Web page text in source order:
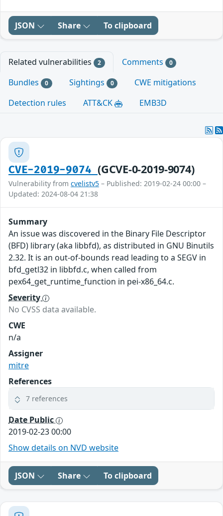
JSON Share To clipboard
Related vulnerabilities 2 Comments 0
Bundles 0 Sightings 0
CWE mitigations
Detection rules
ATT&CK EMB3D
CVE-2019-9074(GCVE-0-2019-9074)
Vulnerability from cvelistv5 – Published: 2019-02-24 00:00 –
Updated: 2024-08-04 21:38
Summary
An issue was discovered in the Binary File Descriptor
(BFD) library (aka libbfd), as distributed in GNU Binutils
2.32. It is an out-of-bounds read leading to a SEGV in
bfd_getl32 in libbfd.c, when called from
pex64_get_runtime_function in pei-x86_64.c.
Severity
No CVSS data available.
CWE
n/a
Assigner
mitre
References
7 references
Date Public
2019-02-23 00:00
Show details on NVD website
JSON Share To clipboard